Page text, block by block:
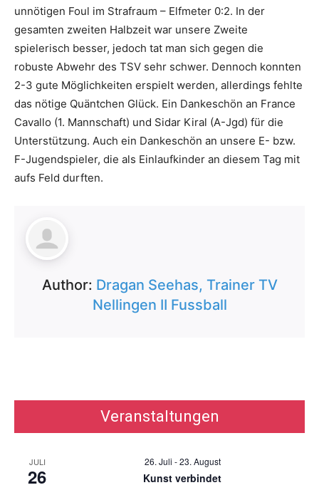
unnötigen Foul im Strafraum – Elfmeter 0:2. In der
gesamten zweiten Halbzeit war unsere Zweite
spielerisch besser, jedoch tat man sich gegen die
robuste Abwehr des TSV sehr schwer. Dennoch konnten
2-3 gute Möglichkeiten erspielt werden, allerdings fehlte
das nötige Quäntchen Glück. Ein Dankeschön an France
Cavallo (1. Mannschaft) und Sidar Kiral (A-Jgd) für die
Unterstützung. Auch ein Dankeschön an unsere E- bzw.
F-Jugendspieler, die als Einlaufkinder an diesem Tag mit
aufs Feld durften.
Author: Dragan Seehas, Trainer TV
Nellingen II Fussball
Veranstaltungen
JULI
26
26. Juli -23. August
Kunst verbindet